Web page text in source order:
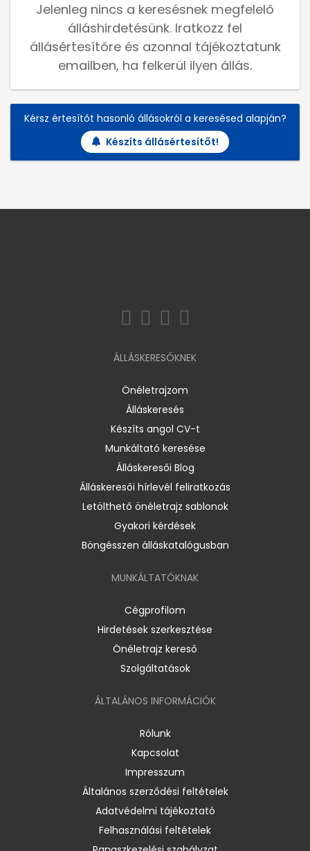
Jelenleg nincs a keresésnek megfelelő
álláshirdetésünk. Iratkozz fel
állásértesítőre és azonnal tájékoztatunk
emailben, ha felkerül ilyen állás.
Kérsz értesítőt hasonló állásokról a keresésed alapján?
Készíts állásértesítőt!
ÁLLÁSKERESŐKNEK
Önéletrajzom
Álláskeresés
Készíts angol CV-t
Munkáltató keresése
Álláskeresői Blog
Álláskeresői hírlevél feliratkozás
Letölthető önéletrajz sablonok
Gyakori kérdések
Böngésszen álláskatalógusban
MUNKÁLTATÓKNAK
Cégprofilom
Hirdetések szerkesztése
Önéletrajz kereső
Szolgáltatások
ÁLTALÁNOS INFORMÁCIÓK
Rólunk
Kapcsolat
Impresszum
Általános szerződési feltételek
Adatvédelmi tájékoztató
Felhasználási feltételek